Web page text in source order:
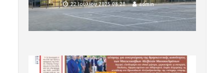
22 Ιουλίου 2025 08:20 admin